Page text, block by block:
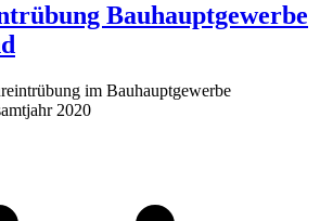
Bauhauptgewerbe
im Bauhauptgewerbe
2020